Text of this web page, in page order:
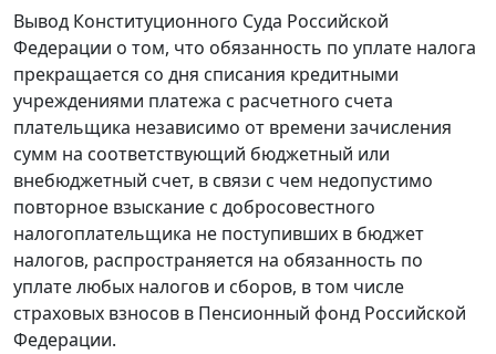
Вывод Конституционного Суда Российской
Федерации о том, что обязанность по уплате налога
прекращается со дня списания кредитными
учреждениями платежа с расчетного счета
плательщика независимо от времени зачисления
сумм на соответствующий бюджетный или
внебюджетный счет, в связи с чем недопустимо
повторное взыскание с добросовестного
налогоплательщика не поступивших в бюджет
налогов, распространяется на обязанность по
уплате любых налогов и сборов, в том числе
страховых взносов в Пенсионный фонд Российской
Федерации.